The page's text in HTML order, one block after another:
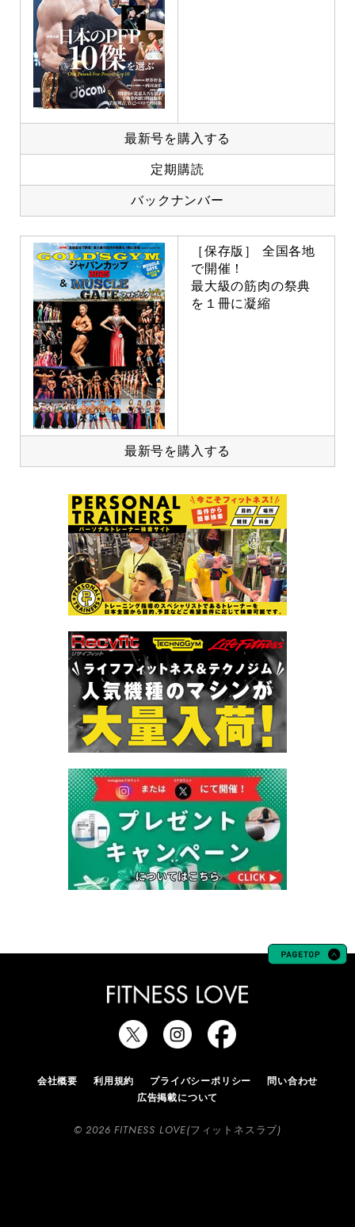
最新号を購入する
定期購読
バックナンバー
［保存版］ 全国各地
で開催！
最大級の筋肉の祭典
を１冊に凝縮
最新号を購入する
会社概要 利用規約 プライバシーポリシー
問い合わせ
広告掲載について
© 2026 FITNESS LOVE(フィットネスラブ)